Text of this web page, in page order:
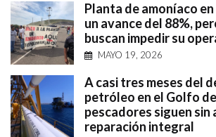
Planta de amoníaco
un avance del 88%,
buscan impedir su
MAYO 19, 2026
A casi tres meses del
petróleo en el Golfo
pescadores siguen sin
reparación integral